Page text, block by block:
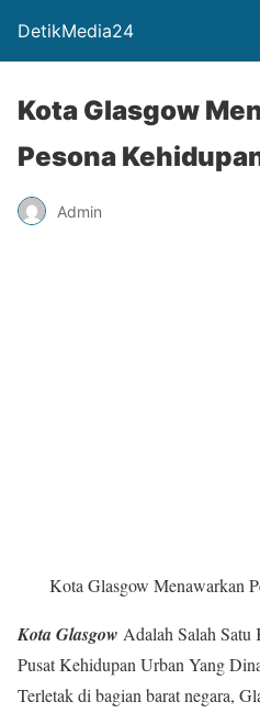
DetikMedia24
Kota Glasgow
Pesona
Admin
Kota Glasgow Menawarkan
Kota Glasgow Adalah Salah Satu
Pusat Kehidupan Urban Yang
Terletak di bagian barat negara,